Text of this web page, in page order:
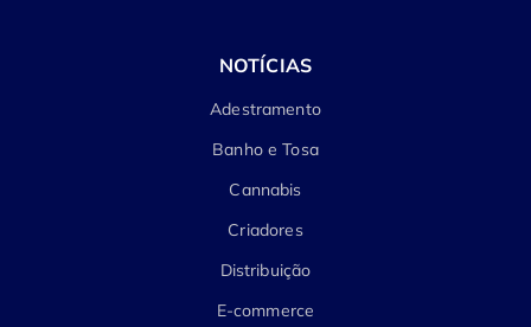
NOTÍCIAS
Adestramento
Banho e Tosa
Cannabis
Criadores
Distribuição
E-commerce